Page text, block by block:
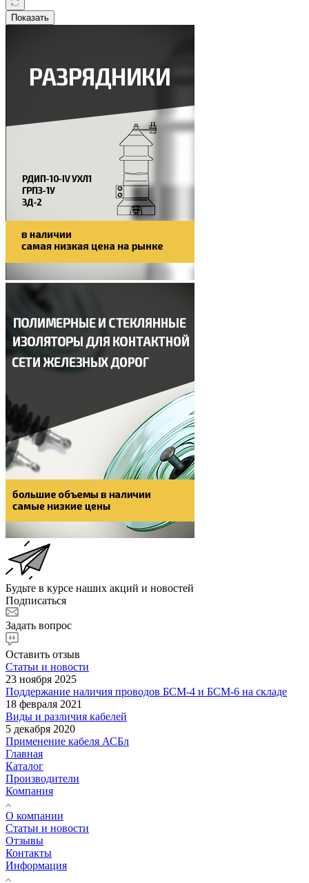
Показать
Будьте в курсе наших акций и новостей
Подписаться
Задать вопрос
Оставить отзыв
Статьи и новости
23 ноября 2025
Поддержание наличия проводов БСМ-4 и БСМ-6 на складе
18 февраля 2021
Виды и различия кабелей
5 декабря 2020
Применение кабеля АСБл
Главная
Каталог
Производители
Компания
О компании
Статьи и новости
Отзывы
Контакты
Информация